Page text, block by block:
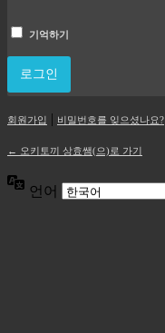
기억하기
회원가입 | 비밀번호를 잊으셨나요?
← 오키토끼 상효쌤(으)로 가기
언어